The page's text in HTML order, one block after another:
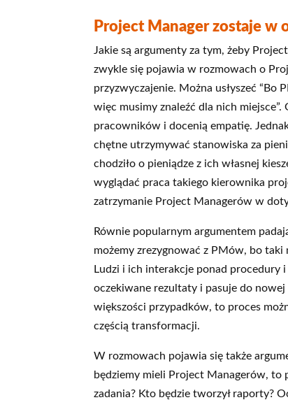
Project Manager zostaje w
Jakie są argumenty za tym, żeby
zwykle się pojawia w rozmowach o
przyzwyczajenie. Można usłyszeć “Bo
więc musimy znaleźć dla nich
pracowników i docenią empatię.
chętne utrzymywać stanowiska za
chodziło o pieniądze z ich własnej
wyglądać praca takiego kierownika
zatrzymanie Project Managerów w
Równie popularnym argumentem
możemy zrezygnować z PMów, bo
Ludzi i ich interakcje ponad procedury
oczekiwane rezultaty i pasuje do
większości przypadków, to proces
częścią transformacji.
W rozmowach pojawia się także
będziemy mieli Project Managerów, to
zadania? Kto będzie tworzył raporty?